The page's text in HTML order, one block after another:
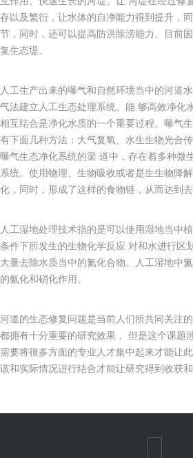
存以及繁衍，让水体的自净能力得到提升，
节，同时，还可以提高防洪除涝能力。目前
复生态堤。
人工生产出来的曝气和自然环境当中的河道
气法建立人工生态处理系统。能 够高效净化
相互结合是净化水质的一个重要过程。曝气
有下面几种方法：大气复氧、水生生物光合
曝气生态净化系统的渠 道中，存在着多种微
系统。使用物理、生物吸收或者是生生物降
化，同时，形成了这样的食物链，从而达到去
人工湿地处理技术指的是可以使用湿地当中
条件下所发生的生物化学反应 对和水进行区
大量去除水质当中的氮化合物。人工湿地中
的氨化和硝化作用。
河道的生态修复问题是当前人们所共同关注
都拥有十分重要的研究效果， 但是这个课题
需要将很多方面的专业人才集中起来才能让
该和实际情况进行结合才能让研究得到收获和